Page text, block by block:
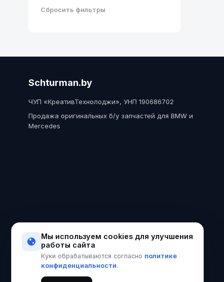
Сбросить фильтры
Schturman.by
ЧУП «КреативТехнолоджи», УНП 190686702
Продажа оригинальных б/у запчастей для BMW и
Mercedes
Мы используем cookies для улучшения
работы сайта
Куки обрабатываются согласно политике
конфиденциальности.